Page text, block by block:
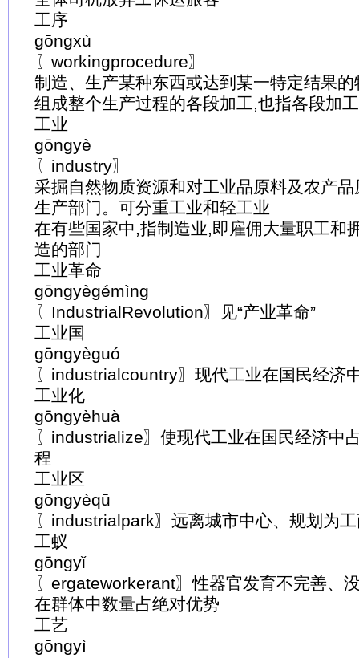
工序
gōngxù
〖workingprocedure〗
制造、生产某种东西或达到某一特定结果的
组成整个生产过程的各段加工,也指各段加
工业
gōngyè
〖industry〗
采掘自然物质资源和对工业品原料及农产
生产部门。可分重工业和轻工业
在有些国家中,指制造业,即雇佣大量职工和
造的部门
工业革命
gōngyègémìng
〖IndustrialRevolution〗见“产业革命”
工业国
gōngyèguó
〖industrialcountry〗现代工业在国民经济
工业化
gōngyèhuà
〖industrialize〗使现代工业在国民经济中
程
工业区
gōngyèqū
〖industrialpark〗远离城市中心、规划为
工蚁
gōngyǐ
〖ergateworkerant〗性器官发育不完善、
在群体中数量占绝对优势
工艺
gōngyì